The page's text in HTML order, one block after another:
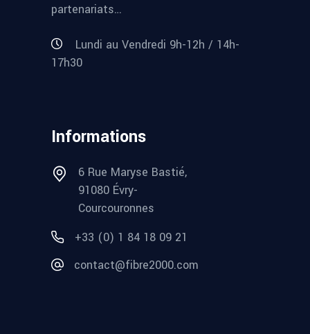
partenariats…
Lundi au Vendredi 9h-12h / 14h-
17h30
Informations
6 Rue Maryse Bastié,
91080 Évry-
Courcouronnes
+33 (0) 1 84 18 09 21
contact@fibre2000.com